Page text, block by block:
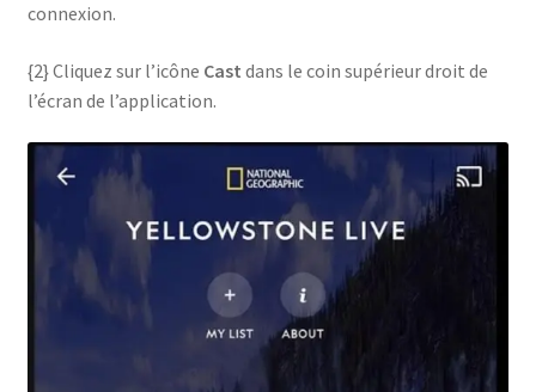
connexion.
{2} Cliquez sur l’icône Cast dans le coin supérieur droit de
l’écran de l’application.